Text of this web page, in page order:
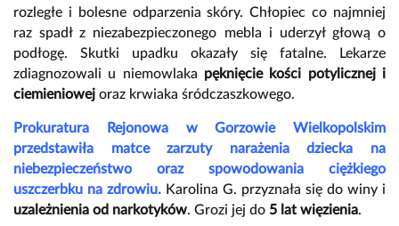
rozległe i bolesne odparzenia skóry. Chłopiec co najmniej
raz spadł z niezabezpieczonego mebla i uderzył głową o
podłogę. Skutki upadku okazały się fatalne. Lekarze
zdiagnozowali u niemowlaka pęknięcie kości potylicznej i
ciemieniowej oraz krwiaka śródczaszkowego.
Prokuratura Rejonowa w Gorzowie Wielkopolskim
przedstawiła matce zarzuty narażenia dziecka na
niebezpieczeństwo oraz spowodowania ciężkiego
uszczerbku na zdrowiu. Karolina G. przyznała się do winy i
uzależnienia od narkotyków. Grozi jej do 5 lat więzienia.